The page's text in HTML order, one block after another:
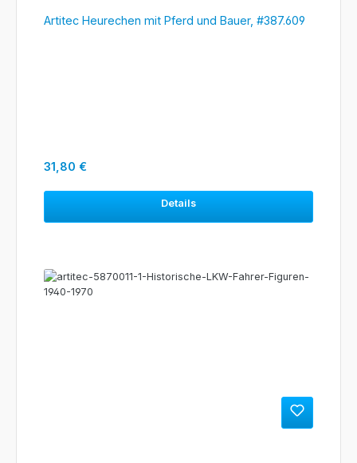
Artitec Heurechen mit Pferd und Bauer, #387.609
Regulärer Preis:
31,80 €
Details